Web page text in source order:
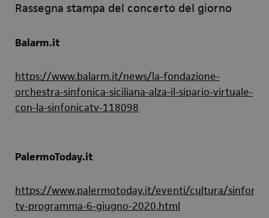
Rassegna stampa del concerto del giorno
Balarm.it
https://www.balarm.it/news/la-fondazione-
orchestra-sinfonica-siciliana-alza-il-sipario-virtuale-
con-la-sinfonicatv-118098
PalermoToday.it
https://www.palermotoday.it/eventi/cultura/
tv-programma-6-giugno-2020.html